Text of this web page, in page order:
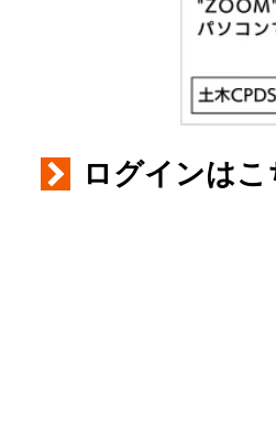
ログインはこ